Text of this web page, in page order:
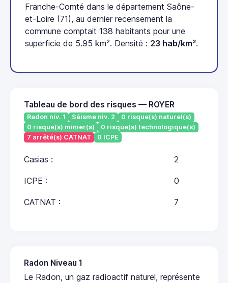
Franche-Comté dans le département Saône-
et-Loire (71), au dernier recensement la
commune comptait 138 habitants pour une
superficie de 5.95 km². Densité : 23 hab/km².
Tableau de bord des risques — ROYER
Radon niv. 1 Séisme niv. 2
0 risque(s) naturel(s)
0 risque(s) minier(s)
0 risque(s) technologique(s)
7 arrêté(s) CATNAT
0 ICPE
Casias : 2
ICPE : 0
CATNAT : 7
Radon Niveau 1
Le Radon, un gaz radioactif naturel, représente